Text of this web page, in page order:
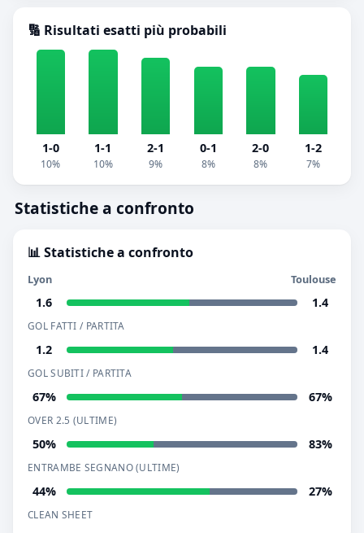
🔢 Risultati esatti più probabili
1-0
10%
1-1
10%
2-1
9%
0-1
8%
2-0
8%
1-2
7%
Statistiche a confronto
📊 Statistiche a confronto
Lyon Toulouse
1.6 1.4
GOL FATTI / PARTITA
1.2 1.4
GOL SUBITI / PARTITA
67% 67%
OVER 2.5 (ULTIME)
50% 83%
ENTRAMBE SEGNANO (ULTIME)
44% 27%
CLEAN SHEET